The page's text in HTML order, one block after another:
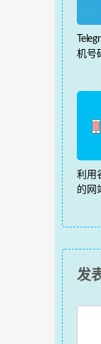
机号
利用
的网
发